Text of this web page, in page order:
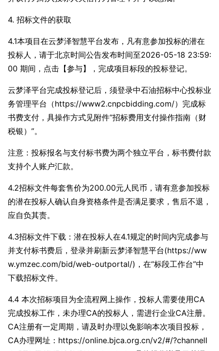
4. 招标文件的获取
4.1本项目在云梦泽智慧平台发布，凡有意参加投标的潜在
投标人，请于北京时间公告发布时间至2026-05-18 23:59:
00 期间，点击【参与】，完成项目标段的投标登记。
云梦泽平台完成投标登记后，须登录中石油招标中心投标业
务管理平台（https://www2.cnpcbidding.com/）完成标
书费支付，具操作方式见附件“招标费用支付操作指南（财
税银）”。
注意：投标报名与支付标书费为两个独立平台，标书费付款
支持个人账户汇款。
4.2招标文件每套售价为200.00元人民币，请有意参加投标
的潜在投标人确认自身资格条件是否满足要求，售后不退，
应自负其责。
4.3招标文件下载：潜在投标人在4.1规定的时间内完成参与
并支付标书费后，登录并刷新云梦泽智慧平台(https://ww
w.ymzec.com/bid/web-outportal/)，在“标段工作台”中
下载招标文件。
4.4 本次招标项目为全流程网上操作，投标人需要使用CA
完成投标工作，未办理CA的投标人，需进行企业CA注册。
CA注册有一定周期，请及时办理以免影响本次项目投标，
CA办理网址：https://online.bjca.org.cn/v2/#/?channelI